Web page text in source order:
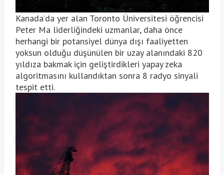
Kanada’da yer alan Toronto Üniversitesi öğrencisi
Peter Ma liderliğindeki uzmanlar, daha önce
herhangi bir potansiyel dünya dışı faaliyetten
yoksun olduğu düşünülen bir uzay alanındaki 820
yıldıza bakmak için geliştirdikleri yapay zeka
algoritmasını kullandıktan sonra 8 radyo sinyali
tespit etti.